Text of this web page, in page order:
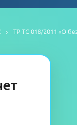
ТР ТС 018/2011 «О